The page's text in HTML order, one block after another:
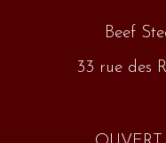
Beef
33 rue des